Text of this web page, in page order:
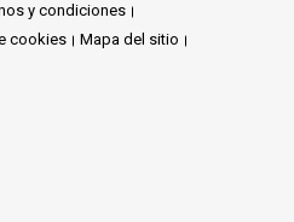
y condiciones
cookies
Mapa del sitio